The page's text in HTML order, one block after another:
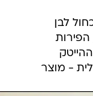
לבן
הפירות
- מוצר